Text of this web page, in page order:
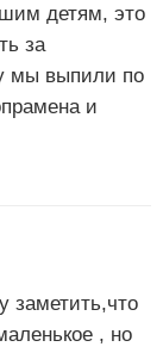
детям, это
за
мы выпили по
и
заметить,что
, но